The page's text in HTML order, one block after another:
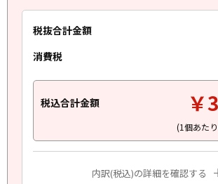
税抜合計金額
消費税
税込合計金額 ￥
(1個あた
内訳(税込)の詳細を確認する